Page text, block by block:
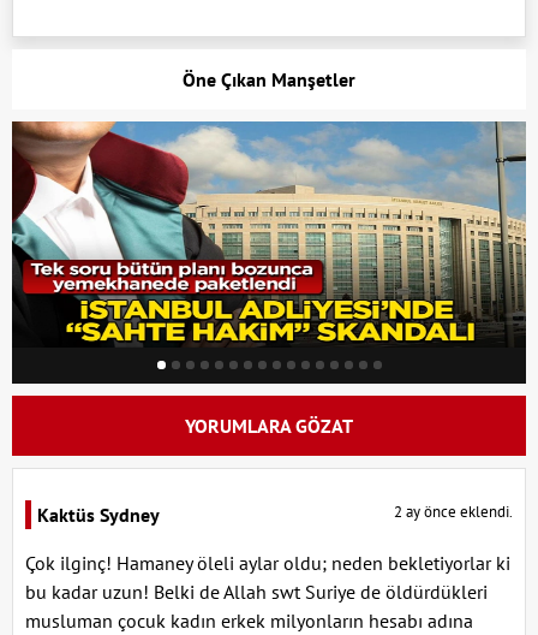
Öne Çıkan Manşetler
YORUMLARA GÖZAT
Kaktüs Sydney 2 ay önce eklendi.
Çok ilginç! Hamaney öleli aylar oldu; neden bekletiyorlar ki
bu kadar uzun! Belki de Allah swt Suriye de öldürdükleri
musluman çocuk kadın erkek milyonların hesabı adına